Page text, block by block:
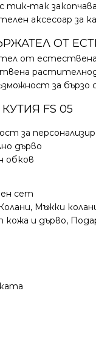
тик-так
аксесоар за
ОТ
от
за бързо
FS 05
за
дърво
обков
сет
, Мъжки
кожа и дърво,